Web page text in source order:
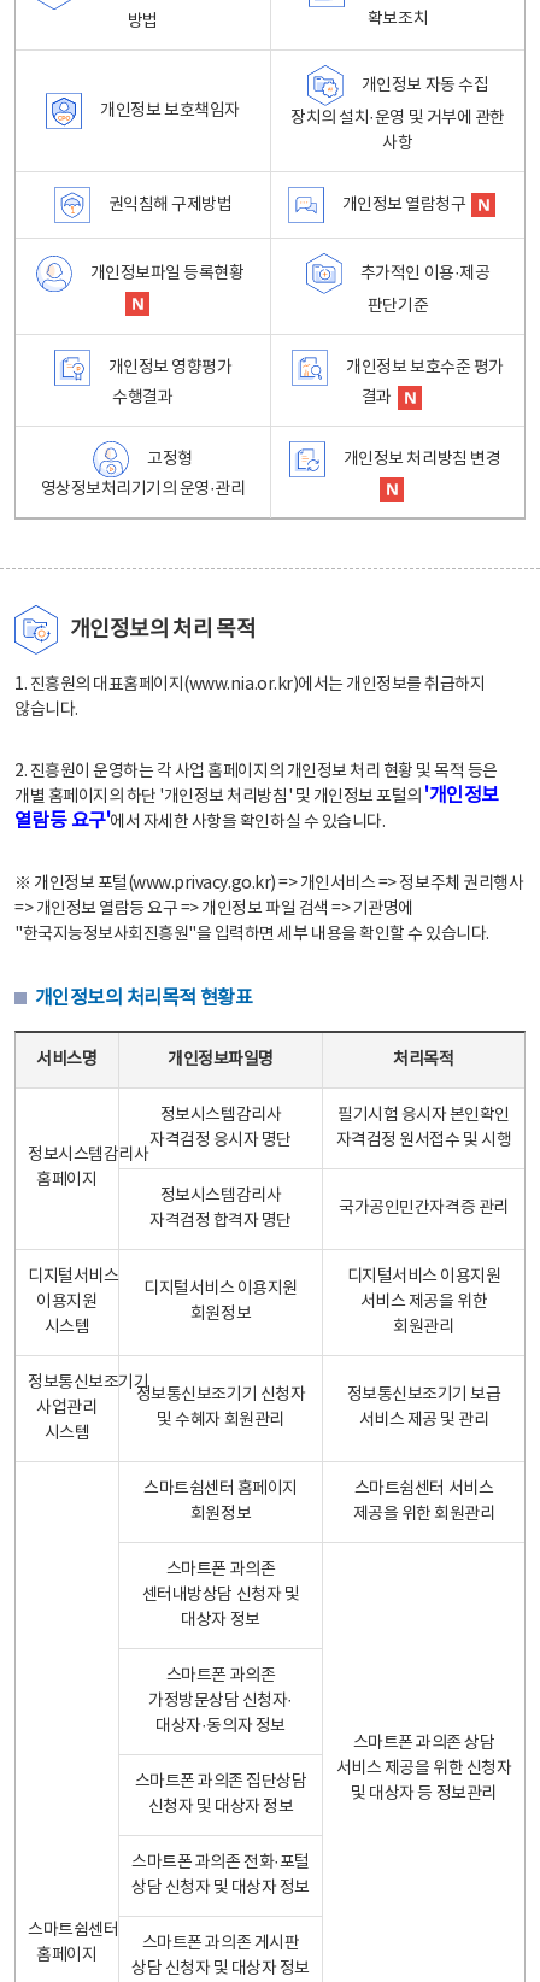
방법
확보조치
개인정보 보호책임자
개인정보 자동 수집
장치의 설치·운영 및 거부에 관한
사항
권익침해 구제방법 개인정보 열람청구
개인정보파일 등록현황
추가적인 이용·제공
판단기준
개인정보 영향평가
수행결과
개인정보 보호수준 평가
결과
고정형
영상정보처리기기의 운영·관리
개인정보 처리방침 변경
개인정보의 처리 목적
1. 진흥원의 대표홈페이지(www.nia.or.kr)에서는 개인정보를 취급하지
않습니다.
2. 진흥원이 운영하는 각 사업 홈페이지의 개인정보 처리 현황 및 목적 등은
개별 홈페이지의 하단 '개인정보 처리방침' 및 개인정보 포털의 '개인정보
열람등 요구'에서 자세한 사항을 확인하실 수 있습니다.
※ 개인정보 포털(www.privacy.go.kr) => 개인서비스 => 정보주체 권리행사
=> 개인정보 열람등 요구 => 개인정보 파일 검색 => 기관명에
"한국지능정보사회진흥원"을 입력하면 세부 내용을 확인할 수 있습니다.
개인정보의 처리목적 현황표
서비스명 개인정보파일명 처리목적
정보시스템감리사
홈페이지
정보시스템감리사
자격검정 응시자 명단
필기시험 응시자 본인확인
자격검정 원서접수 및 시행
정보시스템감리사
자격검정 합격자 명단
국가공인민간자격증 관리
디지털서비스
이용지원
시스템
디지털서비스 이용지원
회원정보
디지털서비스 이용지원
서비스 제공을 위한
회원관리
정보통신보조기기
사업관리
시스템
정보통신보조기기 신청자
및 수혜자 회원관리
정보통신보조기기 보급
서비스 제공 및 관리
스마트쉼센터
홈페이지
스마트쉼센터 홈페이지
회원정보
스마트쉼센터 서비스
제공을 위한 회원관리
스마트폰 과의존
센터내방상담 신청자 및
대상자 정보
스마트폰 과의존 상담
서비스 제공을 위한 신청자
및 대상자 등 정보관리
스마트폰 과의존
가정방문상담 신청자·
대상자·동의자 정보
스마트폰 과의존 집단상담
신청자 및 대상자 정보
스마트폰 과의존 전화·포털
상담 신청자 및 대상자 정보
스마트폰 과의존 게시판
상담 신청자 및 대상자 정보